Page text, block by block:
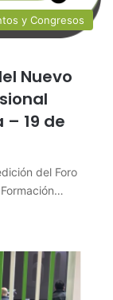
y Congresos
Nuevo
– 19 de
del Foro